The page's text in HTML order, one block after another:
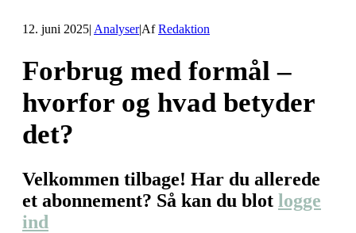
12. juni 2025| Analyser|AfRedaktion
Forbrug med formål –
hvorfor og hvad betyder
det?
Velkommen tilbage! Har du allerede
et abonnement? Så kan du blot logge
ind